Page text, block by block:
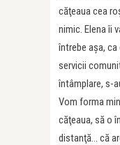
căţeaua cea
nimic. Elena îi
întrebe aşa,
servicii
întâmplare, s-
Vom forma
căţeaua, să o
distanţă… că